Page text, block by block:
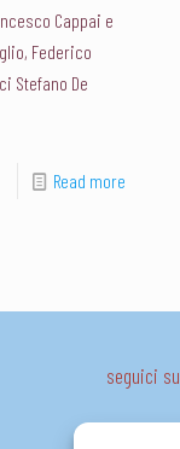
Cappai e
Federico
Stefano De
Read more
seguici